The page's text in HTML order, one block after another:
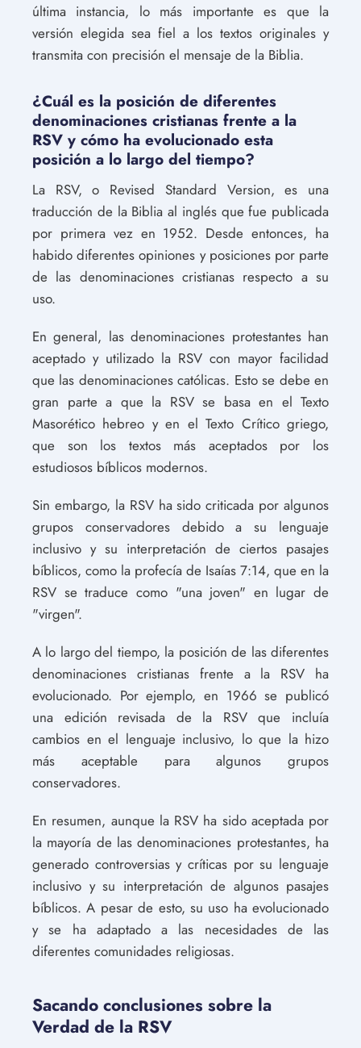
última instancia, lo más importante es que la
versión elegida sea fiel a los textos originales y
transmita con precisión el mensaje de la Biblia.
¿Cuál es la posición de diferentes
denominaciones cristianas frente a la
RSV y cómo ha evolucionado esta
posición a lo largo del tiempo?
La RSV, o Revised Standard Version, es una
traducción de la Biblia al inglés que fue publicada
por primera vez en 1952. Desde entonces, ha
habido diferentes opiniones y posiciones por parte
de las denominaciones cristianas respecto a su
uso.
En general, las denominaciones protestantes han
aceptado y utilizado la RSV con mayor facilidad
que las denominaciones católicas. Esto se debe en
gran parte a que la RSV se basa en el Texto
Masorético hebreo y en el Texto Crítico griego,
que son los textos más aceptados por los
estudiosos bíblicos modernos.
Sin embargo, la RSV ha sido criticada por algunos
grupos conservadores debido a su lenguaje
inclusivo y su interpretación de ciertos pasajes
bíblicos, como la profecía de Isaías 7:14, que en la
RSV se traduce como "una joven" en lugar de
"virgen".
A lo largo del tiempo, la posición de las diferentes
denominaciones cristianas frente a la RSV ha
evolucionado. Por ejemplo, en 1966 se publicó
una edición revisada de la RSV que incluía
cambios en el lenguaje inclusivo, lo que la hizo
más aceptable para algunos grupos
conservadores.
En resumen, aunque la RSV ha sido aceptada por
la mayoría de las denominaciones protestantes, ha
generado controversias y críticas por su lenguaje
inclusivo y su interpretación de algunos pasajes
bíblicos. A pesar de esto, su uso ha evolucionado
y se ha adaptado a las necesidades de las
diferentes comunidades religiosas.
Sacando conclusiones sobre la
Verdad de la RSV